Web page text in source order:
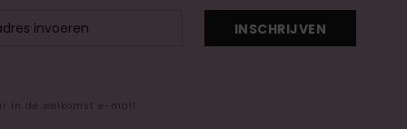
INSCHRIJVEN
in de welkomst e-mail